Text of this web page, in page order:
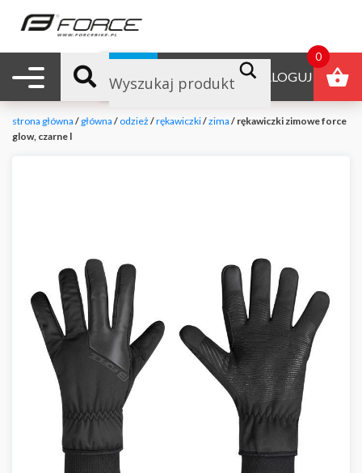
Nawigacja mobilna ZALOGUJ
B2B
strona główna / główna / odzież /rękawiczki/zima / rękawiczki zimowe force
glow, czarne l
0